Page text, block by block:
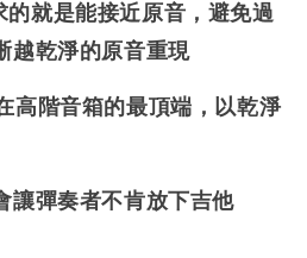
就是能接近原音，避免過
越乾淨的原音重現
高階音箱的最頂端，以乾淨
讓彈奏者不肯放下吉他